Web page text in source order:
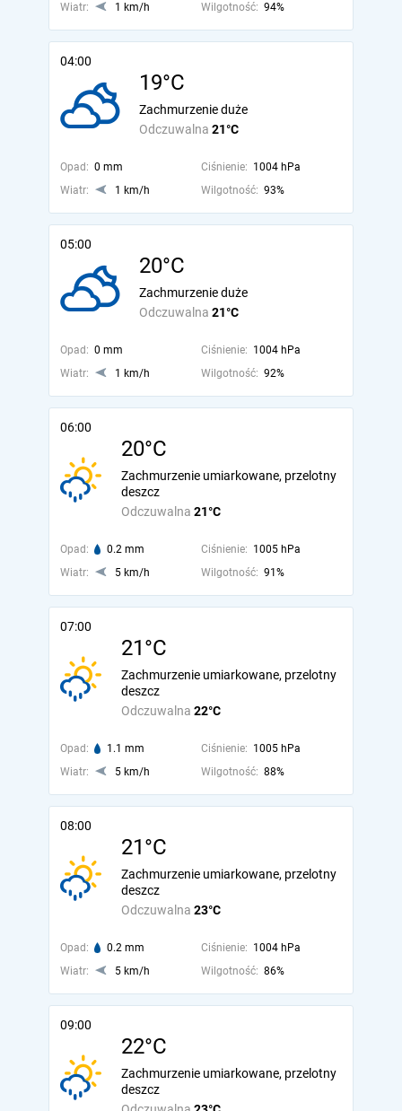
Wiatr:
1 km/h Wilgotność: 94%
04:00
19°C
Odczuwalna 21°C
Zachmurzenie duże
Opad: 0 mm Ciśnienie: 1004 hPa
Wiatr:
1 km/h Wilgotność: 93%
05:00
20°C
Odczuwalna 21°C
Zachmurzenie duże
Opad: 0 mm Ciśnienie: 1004 hPa
Wiatr:
1 km/h Wilgotność: 92%
06:00
20°C
Odczuwalna 21°C
Zachmurzenie umiarkowane, przelotny
deszcz
Opad: 0.2 mm Ciśnienie: 1005 hPa
Wiatr:
5 km/h Wilgotność: 91%
07:00
21°C
Odczuwalna 22°C
Zachmurzenie umiarkowane, przelotny
deszcz
Opad: 1.1 mm Ciśnienie: 1005 hPa
Wiatr:
5 km/h Wilgotność: 88%
08:00
21°C
Odczuwalna 23°C
Zachmurzenie umiarkowane, przelotny
deszcz
Opad: 0.2 mm Ciśnienie: 1004 hPa
Wiatr:
5 km/h Wilgotność: 86%
09:00
22°C
Zachmurzenie umiarkowane, przelotny
deszcz